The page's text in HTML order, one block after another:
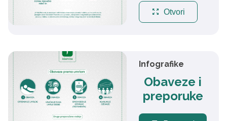
zoom_out_map Otvori
Infografike
Obaveze i
preporuke